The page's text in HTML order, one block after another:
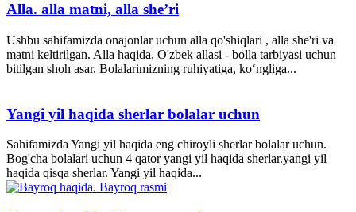
Alla. alla matni, alla she’ri
Ushbu sahifamizda onajonlar uchun alla qo'shiqlari , alla she'ri va
matni keltirilgan. Alla haqida. O'zbek allasi - bolla tarbiyasi uchun
bitilgan shoh asar. Bolalarimizning ruhiyatiga, ko‘ngliga...
Yangi yil haqida sherlar bolalar uchun
Sahifamizda Yangi yil haqida eng chiroyli sherlar bolalar uchun.
Bog'cha bolalari uchun 4 qator yangi yil haqida sherlar.yangi yil
haqida qisqa sherlar. Yangi yil haqida...